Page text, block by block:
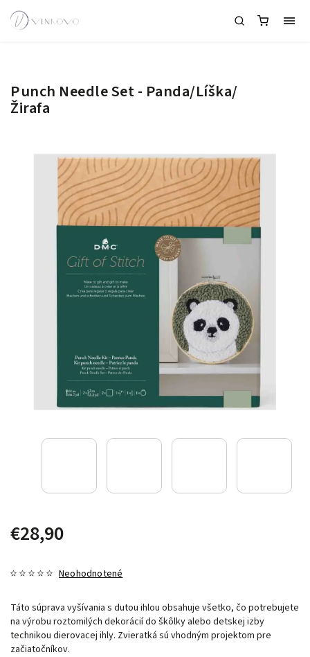
Punch Needle Set - Panda/Líška/
Žirafa
€28,90
Neohodnotené
Táto súprava vyšívania s dutou ihlou obsahuje všetko, čo potrebujete
na výrobu roztomilých dekorácií do škôlky alebo detskej izby
technikou dierovacej ihly. Zvieratká sú vhodným projektom pre
začiatočníkov.